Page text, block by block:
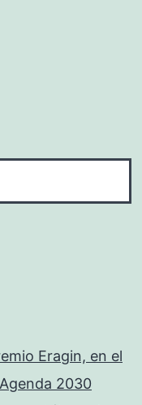
Eragin, en el
2030